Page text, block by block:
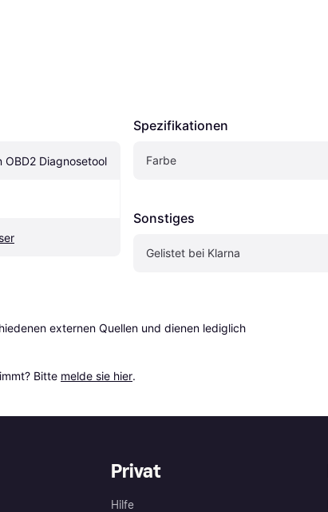
OBD2 Diagnosetool
Spezifikationen
Farbe
Sonstiges
Gelistet bei Klarna
externen Quellen und dienen lediglich
Bitte melde sie hier.
Privat
Hilfe